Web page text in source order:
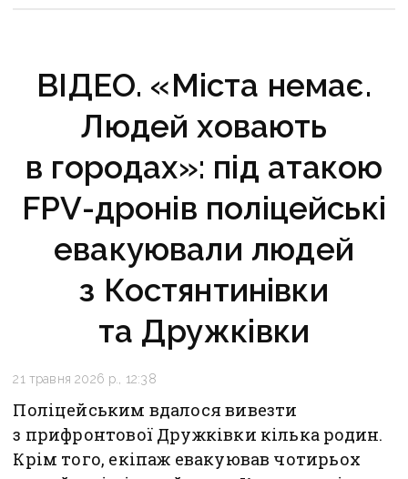
ВІДЕО. «Міста немає.
Людей ховають
в городах»: під атакою
FPV-дронів поліцейські
евакуювали людей
з Костянтинівки
та Дружківки
21 травня 2026 р., 12:38
Поліцейським вдалося вивезти
з прифронтової Дружківки кілька родин.
Крім того, екіпаж евакуював чотирьох